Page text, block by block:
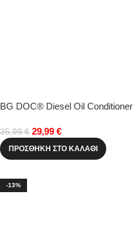
BG DOC® Diesel Oil Conditioner
35,99€ 29,99 €
ΠΡΟΣΘΉΚΗ ΣΤΟ ΚΑΛΆΘΙ
-13%